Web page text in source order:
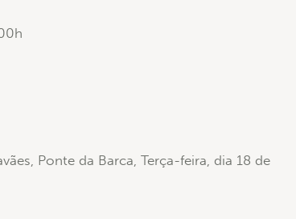
Ponte da Barca, Terça-feira, dia 18 de